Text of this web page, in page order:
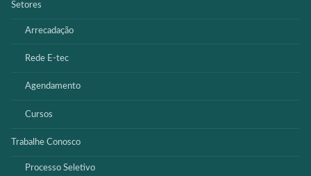
Setores
Arrecadação
Rede E-tec
Agendamento
Cursos
Trabalhe Conosco
Processo Seletivo